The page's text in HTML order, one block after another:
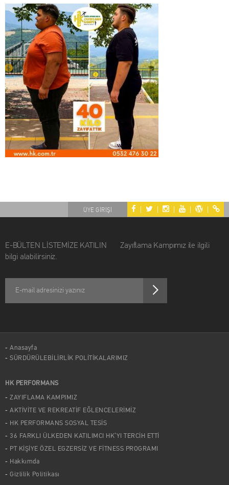
| | | | |
ÜYE GİRİŞİ
E-BÜLTEN LİSTEMİZE KATILIN Zayıflama Kampımız ile ilgili
bilgi alabilirsiniz.
Anasayfa
SÜRDÜRÜLEBİLİRLİK POLİTİKALARIMIZ
HK PERFORMANS
ZAYIFLAMA KAMPIMIZ
AKTİVİTE VE REKREATİF EĞLENCELERİMİZ
HK PERFORMANS SOSYAL TESİS
36 FARKLI ÜLKEDEN KATILIMCI HK’YI TERCİH ETTİ
PT KİŞİYE ÖZEL EGZERSİZ VE FİTNESS PROGRAMI
Hakkımda
Gizlilik Politikası